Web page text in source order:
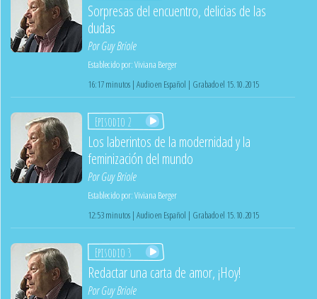
Sorpresas del encuentro, delicias de las
dudas
PorGuy Briole
Establecido por:Viviana Berger
16:17 minutos | Audio en Español | Grabado el 15.10.2015
Episodio 2
Los laberintos de la modernidad y la
feminización del mundo
PorGuy Briole
Establecido por:Viviana Berger
12:53 minutos | Audio en Español | Grabado el 15.10.2015
Episodio 3
Redactar una carta de amor, ¡Hoy!
PorGuy Briole